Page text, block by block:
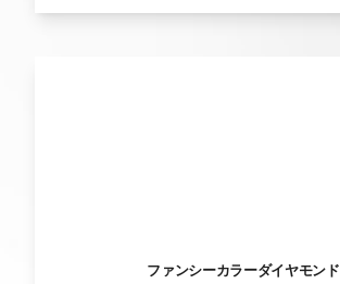
ファンシーカラーダイヤモンド